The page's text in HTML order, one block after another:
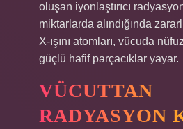
oluşan iyonlaştırıcı
miktarlarda alındığında
X-ışını atomları, vücuda
güçlü hafif parçacıklar yayar.
VÜCUTTAN
RADYASYON